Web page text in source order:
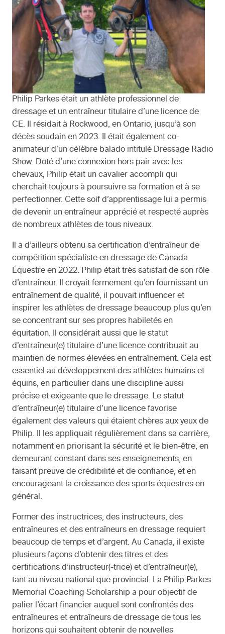
Philip Parkes était un athlète professionnel de
dressage et un entraîneur titulaire d’une licence de
CE. Il résidait à Rockwood, en Ontario, jusqu’à son
décès soudain en 2023. Il était également co-
animateur d’un célèbre balado intitulé Dressage Radio
Show. Doté d’une connexion hors pair avec les
chevaux, Philip était un cavalier accompli qui
cherchait toujours à poursuivre sa formation et à se
perfectionner. Cette soif d’apprentissage lui a permis
de devenir un entraîneur apprécié et respecté auprès
de nombreux athlètes de tous niveaux.
Il a d’ailleurs obtenu sa certification d’entraîneur de
compétition spécialiste en dressage de Canada
Équestre en 2022. Philip était très satisfait de son rôle
d’entraîneur. Il croyait fermement qu’en fournissant un
entraînement de qualité, il pouvait influencer et
inspirer les athlètes de dressage beaucoup plus qu’en
se concentrant sur ses propres habiletés en
équitation. Il considérait aussi que le statut
d’entraîneur(e) titulaire d’une licence contribuait au
maintien de normes élevées en entraînement. Cela est
essentiel au développement des athlètes humains et
équins, en particulier dans une discipline aussi
précise et exigeante que le dressage. Le statut
d’entraîneur(e) titulaire d’une licence favorise
également des valeurs qui étaient chères aux yeux de
Philip. Il les appliquait régulièrement dans sa carrière,
notamment en priorisant la sécurité et le bien-être, en
demeurant constant dans ses enseignements, en
faisant preuve de crédibilité et de confiance, et en
encourageant la croissance des sports équestres en
général.
Former des instructrices, des instructeurs, des
entraîneures et des entraîneurs en dressage requiert
beaucoup de temps et d’argent. Au Canada, il existe
plusieurs façons d’obtenir des titres et des
certifications d’instructeur(-trice) et d’entraîneur(e),
tant au niveau national que provincial. La Philip Parkes
Memorial Coaching Scholarship a pour objectif de
palier l’écart financier auquel sont confrontés des
entraîneures et entraîneurs de dressage de tous les
horizons qui souhaitent obtenir de nouvelles